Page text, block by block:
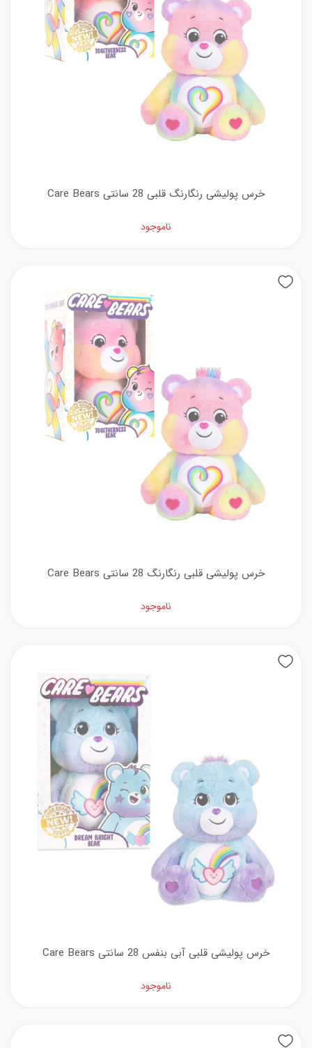
خرس پولیشی رنگارنگ قلبی 28 سانتی Care Bears
ناموجود
خرس پولیشی قلبی رنگارنگ 28 سانتی Care Bears
ناموجود
خرس پولیشی قلبی آبی بنفس 28 سانتی Care Bears
ناموجود